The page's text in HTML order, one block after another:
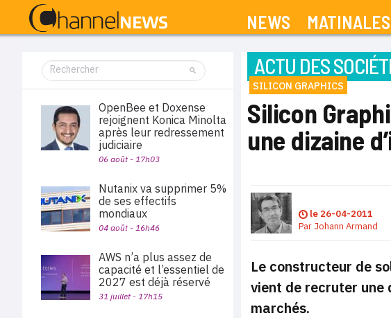
NEWS MATINALES
ACTU DES
SILICON GRAPHICS
Silicon
une dizaine
le 26-04-2011
Par Johann Armand
Le constructeur de
vient de recruter une
marchés.
OpenBee et Doxense
rejoignent Konica Minolta
après leur redressement
judiciaire
06 août - 17h03
Nutanix va supprimer 5%
de ses effectifs
mondiaux
04 août - 16h46
AWS n’a plus assez de
capacité et l’essentiel de
2027 est déjà réservé
31 juillet - 17h15